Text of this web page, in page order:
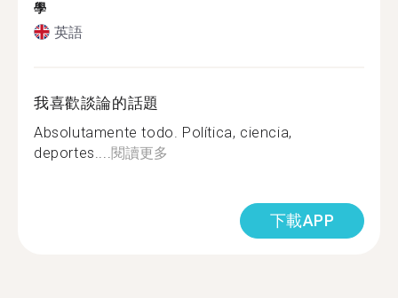
學
英語
我喜歡談論的話題
Absolutamente todo. Política, ciencia,
deportes.... 閱讀更多
下載APP